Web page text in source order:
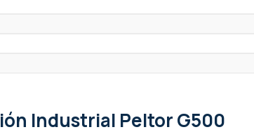
Industrial Peltor G500